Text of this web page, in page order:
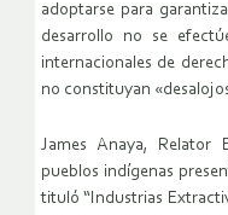
adoptarse para
desarrollo no se
internacionales de
no constituyan
James Anaya, Relator
pueblos indígenas
tituló “Industrias